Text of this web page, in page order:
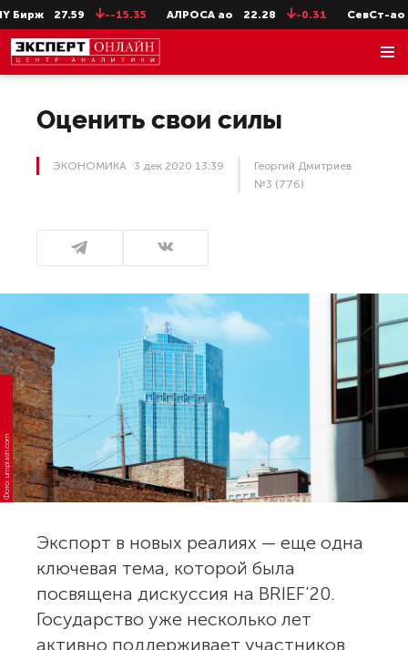
27.59 --15.35 АЛРОСА ао 22.28 -0.31 СевСт-ао 647.2
Оценить свои силы
ЭКОНОМИКА 3 дек 2020 13:39
Георгий Дмитриев
№3 (776)
Фото: unsplash.com
Экспорт в новых реалиях — еще одна
ключевая тема, которой была
посвящена дискуссия на BRIEF’20.
Государство уже несколько лет
активно поддерживает участников